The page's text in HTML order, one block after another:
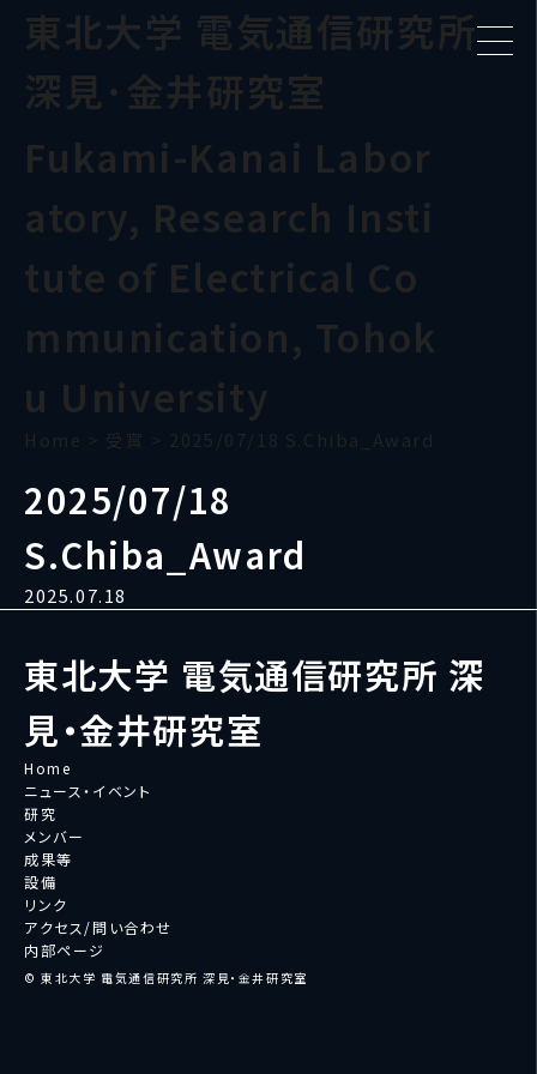
東北大学 電気通信研究所
深見･金井研究室
Fukami-Kanai Labor
atory, Research Insti
tute of Electrical Co
mmunication, Tohok
u University
Home > 受賞 > 2025/07/18 S.Chiba_Award
2025/07/18
S.Chiba_Award
2025.07.18
東北大学 電気通信研究所 深
見・金井研究室
Home
ニュース・イベント
研究
メンバー
成果等
設備
リンク
アクセス/問い合わせ
内部ページ
© 東北大学 電気通信研究所 深見・金井研究室